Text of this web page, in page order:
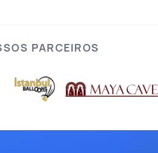
PARCEIROS